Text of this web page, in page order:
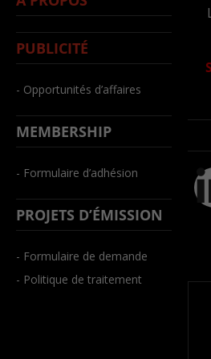
PUBLICITÉ
- Opportunités d’affaires
MEMBERSHIP
- Formulaire d’adhésion
PROJETS D’ÉMISSION
- Formulaire de demande
- Politique de traitement